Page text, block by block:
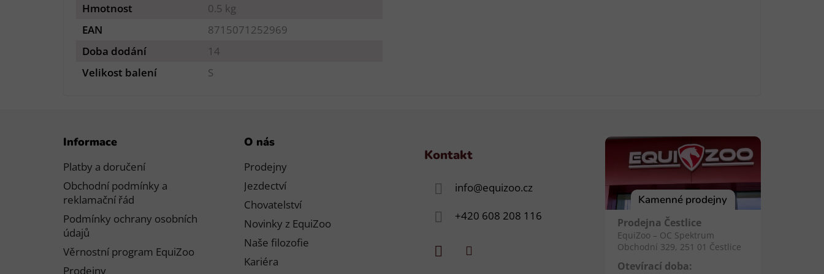
Hmotnost
0.5 kg
EAN
8715071252969
Doba dodání
14
Velikost balení
S
Informace
Platby a doručení
Obchodní podmínky a
reklamační řád
Podmínky ochrany osobních
údajů
Věrnostní program EquiZoo
Prodejny
O nás
Prodejny
Jezdectví
Chovatelství
Novinky z EquiZoo
Naše filozofie
Kariéra
Kontakt
info@equizoo.cz
+420 608 208 116
Kamenné prodejny
Prodejna Čestlice
EquiZoo – OC Spektrum
Obchodní 329, 251 01 Čestlice
Otevírací doba: